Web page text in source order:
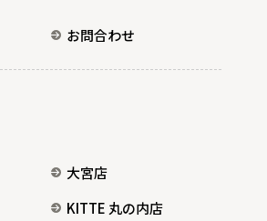
お問合わせ
大宮店
KITTE 丸の内店